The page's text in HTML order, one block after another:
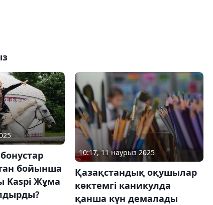
бойынша
Kaspi Жұма
10:17, 11 наурыз 2025
Қазақстандық оқушылар
көктемгі каникулда
қанша күн демалады